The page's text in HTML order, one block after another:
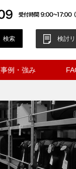
検討
例・強み